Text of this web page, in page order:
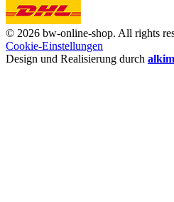
© 2026 bw-online-shop. All rights
Cookie-Einstellungen
Design und Realisierung durch